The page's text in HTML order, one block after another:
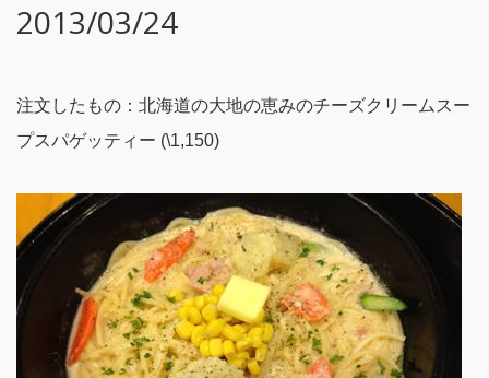
2013/03/24
注文したもの：北海道の大地の恵みのチーズクリームスー
プスパゲッティー (\1,150)